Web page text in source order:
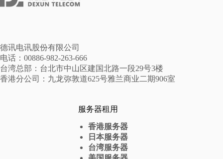
德讯电讯股份有限公司
电话：00886-982-263-666
台湾总部：台北市中山区建国北路一段29号3楼
香港分公司：九龙弥敦道625号雅兰商业二期906室
服务器租用
香港服务器
日本服务器
台湾服务器